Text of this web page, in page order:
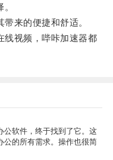
来的便捷和舒适。
视频，哔咔加速器都
公软件，终于找到了它。这
公的所有需求。操作也很简